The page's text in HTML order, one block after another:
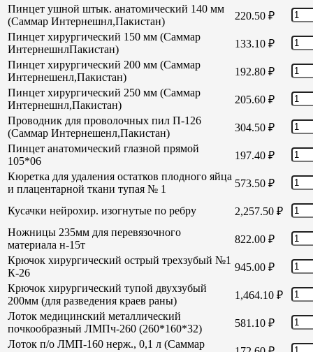
Пинцет ушной штык. анатомический 140 мм
(Саммар Интернешнл,Пакистан)
220.50 ₽
Пинцет хирургический 150 мм (Саммар
ИнтернешнлПакистан)
133.10 ₽
Пинцет хирургический 200 мм (Саммар
Интернешенл,Пакистан)
192.80 ₽
Пинцет хирургический 250 мм (Саммар
Интернешнл,Пакистан)
205.60 ₽
Проводник для проволочных пил П-126
(Саммар Интернешенл,Пакистан)
304.50 ₽
Пинцет анатомический глазной прямой
105*06
197.40 ₽
Кюретка для удаления остатков плодного яйца
и плацентарной ткани тупая № 1
573.50 ₽
Кусачки нейрохир. изогнутые по ребру 2,257.50 ₽
Ножницы 235мм для перевязочного
материала н-15т
822.00 ₽
Крючок хирургический острый трехзубый №1
К-26
945.00 ₽
Крючок хирургический тупой двухзубый
200мм (для разведения краев раны)
1,464.10 ₽
Лоток медицинский металлический
почкообразный ЛМПч-260 (260*160*32)
581.10 ₽
Лоток п/о ЛМП-160 нерж., 0,1 л (Саммар